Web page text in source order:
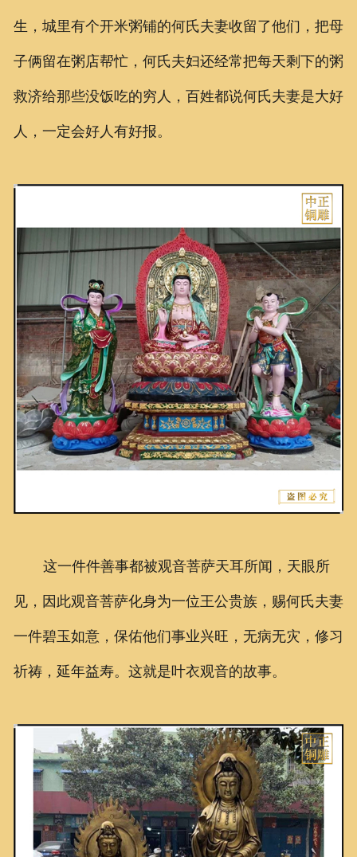
生，城里有个开米粥铺的何氏夫妻收留了他们，把母
子俩留在粥店帮忙，何氏夫妇还经常把每天剩下的粥
救济给那些没饭吃的穷人，百姓都说何氏夫妻是大好
人，一定会好人有好报。
这一件件善事都被观音菩萨天耳所闻，天眼所
见，因此观音菩萨化身为一位王公贵族，赐何氏夫妻
一件碧玉如意，保佑他们事业兴旺，无病无灾，修习
祈祷，延年益寿。这就是叶衣观音的故事。